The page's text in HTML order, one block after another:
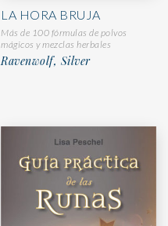
LA HORA BRUJA
Más de 100 fórmulas de polvos
mágicos y mezclas herbales
Ravenwolf, Silver